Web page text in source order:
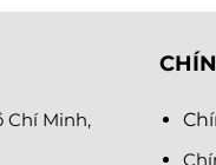
Chí Minh,